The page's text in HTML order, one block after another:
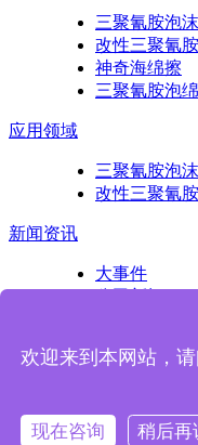
三聚氰胺泡
改性三聚氰
神奇海绵擦
三聚氰胺泡
应用领域
三聚氰胺泡
改性三聚氰
新闻资讯
大事件
Copyright © 2017 浙江
欢迎来到本网站，
现在咨询 稍后再